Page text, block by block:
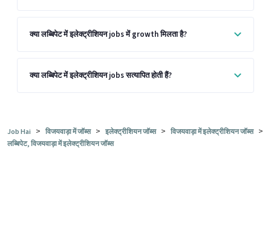
क्या लब्बिपेट में इलेक्ट्रीशियन jobs में growth मिलता है?
क्या लब्बिपेट में इलेक्ट्रीशियन jobs सत्यापित होती हैं?
Job Hai > विजयवाड़ा में जॉब्स > इलेक्ट्रीशियन जॉब्स > विजयवाड़ा में इलेक्ट्रीशियन जॉब्स >
लब्बिपेट, विजयवाड़ा में इलेक्ट्रीशियन जॉब्स